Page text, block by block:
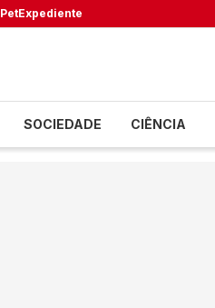
PetExpediente
SOCIEDADE CIÊNCIA